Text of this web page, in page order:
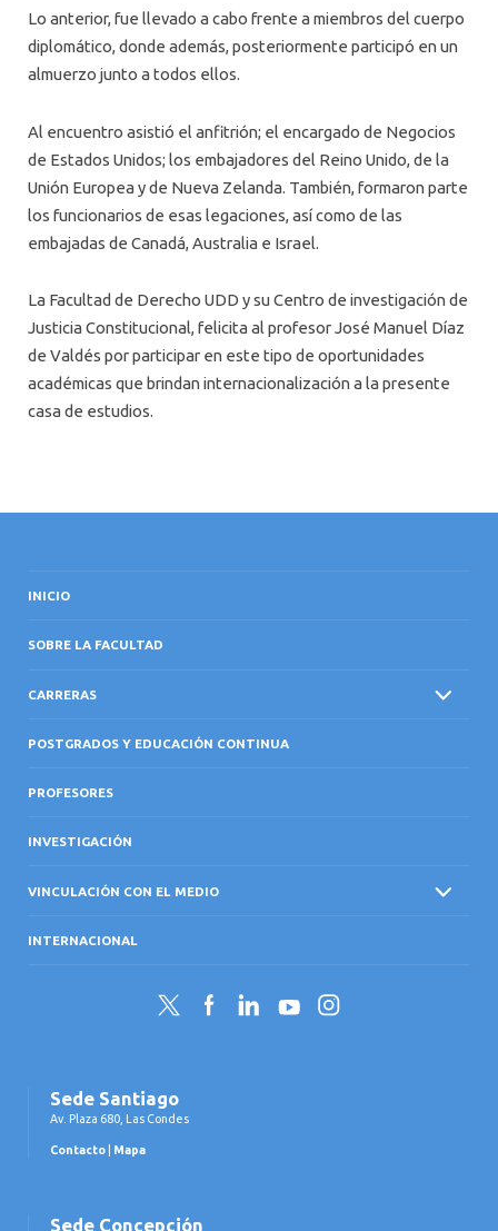
Lo anterior, fue llevado a cabo frente a miembros del cuerpo
diplomático, donde además, posteriormente participó en un
almuerzo junto a todos ellos.
Al encuentro asistió el anfitrión; el encargado de Negocios
de Estados Unidos; los embajadores del Reino Unido, de la
Unión Europea y de Nueva Zelanda. También, formaron parte
los funcionarios de esas legaciones, así como de las
embajadas de Canadá, Australia e Israel.
La Facultad de Derecho UDD y su Centro de investigación de
Justicia Constitucional, felicita al profesor José Manuel Díaz
de Valdés por participar en este tipo de oportunidades
académicas que brindan internacionalización a la presente
casa de estudios.
INICIO
SOBRE LA FACULTAD
CARRERAS
POSTGRADOS Y EDUCACIÓN CONTINUA
PROFESORES
INVESTIGACIÓN
VINCULACIÓN CON EL MEDIO
INTERNACIONAL
Twitter FacebookLinkedInYouTubeInstagram
Sede Santiago
Av. Plaza 680, Las Condes
Contacto Mapa
Sede Concepción